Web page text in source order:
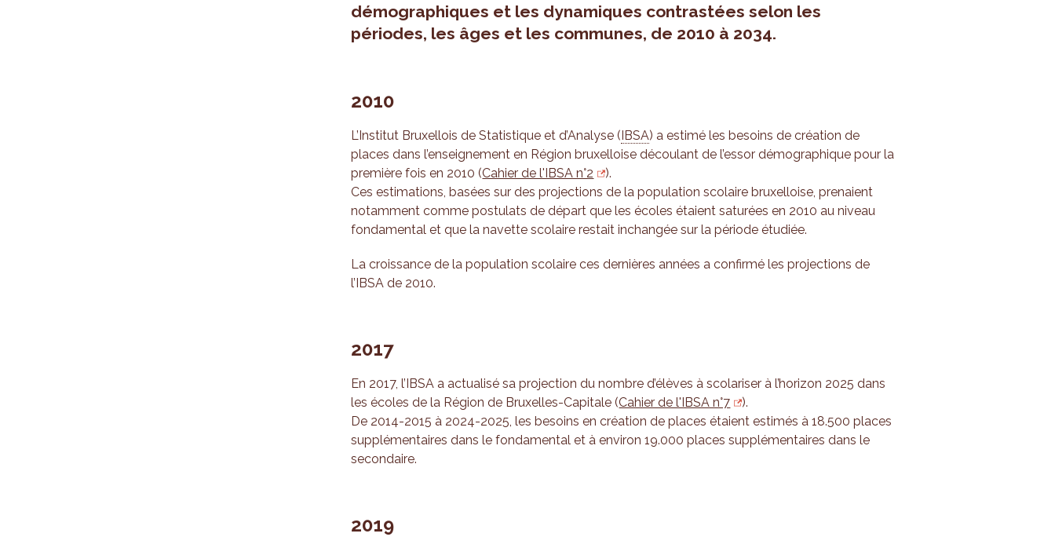
démographiques et les dynamiques contrastées selon les
périodes, les âges et les communes, de 2010 à 2034.
2010
L’Institut Bruxellois de Statistique et d’Analyse (IBSA) a estimé les besoins de création de
places dans l’enseignement en Région bruxelloise découlant de l’essor démographique pour la
première fois en 2010 (Cahier de l'IBSA n°2
).
Ces estimations, basées sur des projections de la population scolaire bruxelloise, prenaient
notamment comme postulats de départ que les écoles étaient saturées en 2010 au niveau
fondamental et que la navette scolaire restait inchangée sur la période étudiée.
La croissance de la population scolaire ces dernières années a confirmé les projections de
l’IBSA de 2010.
2017
En 2017, l’IBSA a actualisé sa projection du nombre d’élèves à scolariser à l’horizon 2025 dans
les écoles de la Région de Bruxelles-Capitale (Cahier de l'IBSA n°7
).
De 2014-2015 à 2024-2025, les besoins en création de places étaient estimés à 18.500 places
supplémentaires dans le fondamental et à environ 19.000 places supplémentaires dans le
secondaire.
2019